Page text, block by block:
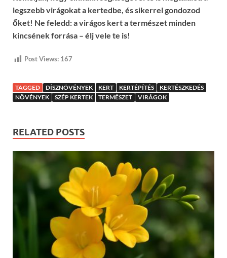
legszebb virágokat a kertedbe, és sikerrel gondozod
őket! Ne feledd: a virágos kert a természet minden
kincsének forrása – élj vele te is!
Post Views: 167
TAGGED DÍSZNÖVÉNYEK KERT KERTÉPÍTÉS
KERTÉSZKEDÉS
NÖVÉNYEK
SZÉP KERTEK TERMÉSZET VIRÁGOK
RELATED POSTS